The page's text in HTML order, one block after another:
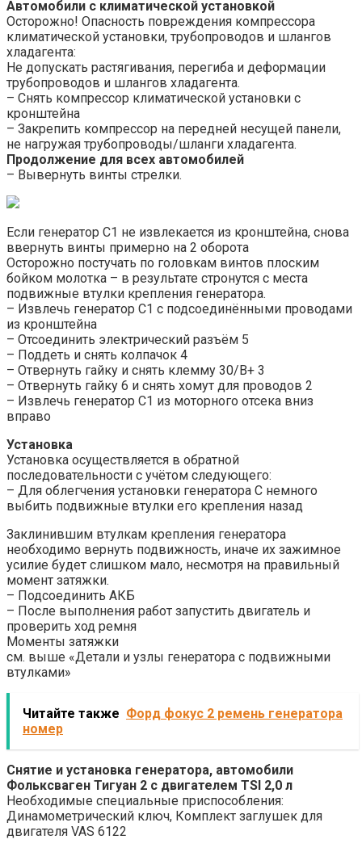
Автомобили с климатической установкой
Осторожно! Опасность повреждения компрессора
климатической установки, трубопроводов и шлангов
хладагента:
Не допускать растягивания, перегиба и деформации
трубопроводов и шлангов хладагента.
– Снять компрессор климатической установки с
кронштейна
– Закрепить компрессор на передней несущей панели,
не нагружая трубопроводы/шланги хладагента.
Продолжение для всех автомобилей
– Вывернуть винты стрелки.
Если генератор C1 не извлекается из кронштейна, снова
ввернуть винты примерно на 2 оборота
Осторожно постучать по головкам винтов плоским
бойком молотка – в результате стронутся с места
подвижные втулки крепления генератора.
– Извлечь генератор C1 с подсоединёнными проводами
из кронштейна
– Отсоединить электрический разъём 5
– Поддеть и снять колпачок 4
– Отвернуть гайку и снять клемму 30/B+ 3
– Отвернуть гайку 6 и снять хомут для проводов 2
– Извлечь генератор C1 из моторного отсека вниз
вправо
Установка
Установка осуществляется в обратной
последовательности с учётом следующего:
– Для облегчения установки генератора C немного
выбить подвижные втулки его крепления назад
Заклинившим втулкам крепления генератора
необходимо вернуть подвижность, иначе их зажимное
усилие будет слишком мало, несмотря на правильный
момент затяжки.
– Подсоединить АКБ
– После выполнения работ запустить двигатель и
проверить ход ремня
Моменты затяжки
см. выше «Детали и узлы генератора с подвижными
втулками»
Читайте также Форд фокус 2 ремень генератора
номер
Снятие и установка генератора, автомобили
Фольксваген Тигуан 2 с двигателем TSI 2,0 л
Необходимые специальные приспособления:
Динамометрический ключ, Комплект заглушек для
двигателя VAS 6122